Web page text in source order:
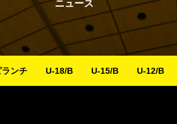
ニュース
ランチ U-18/B U-15/B U-12/B